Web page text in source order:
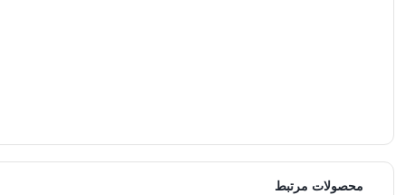
محصولات مرتبط